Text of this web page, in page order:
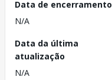
Data de encerramento
N/A
Data da última
atualização
N/A